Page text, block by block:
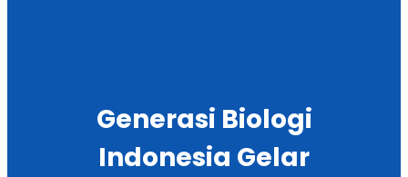
Generasi Biologi
Indonesia Gelar